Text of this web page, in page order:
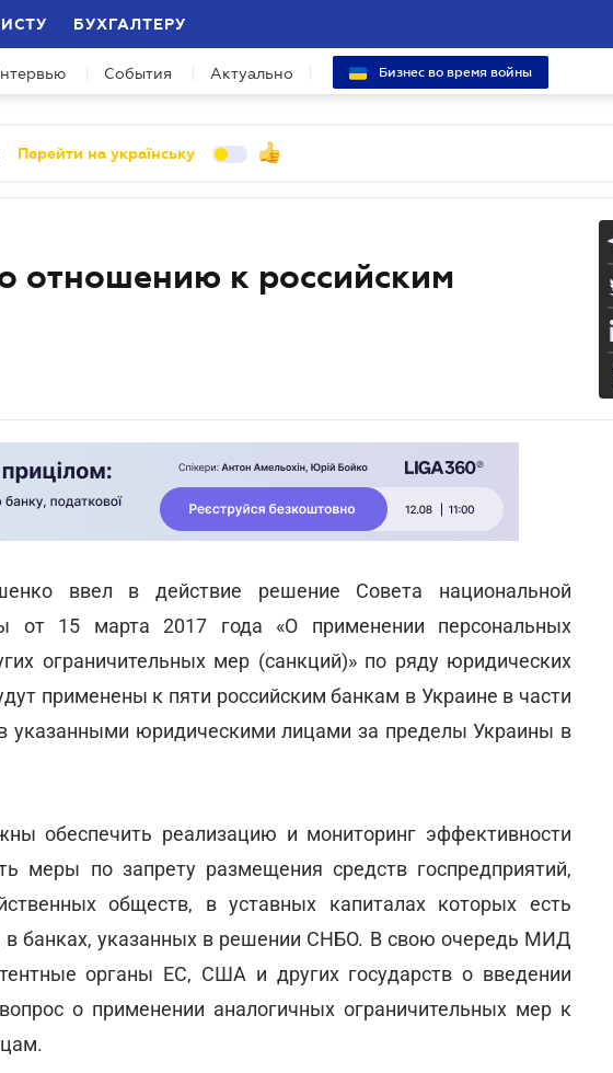
БУХГАЛТЕРУ
События Актуально Бизнес во время войны
Перейти на українську
отношению к российским
ввел в действие решение Совета национальной
от 15 марта 2017 года «О применении персональных
ограничительных мер (санкций)» по ряду юридических
применены к пяти российским банкам в Украине в части
указанными юридическими лицами за пределы Украины в
обеспечить реализацию и мониторинг эффективности
меры по запрету размещения средств госпредприятий,
обществ, в уставных капиталах которых есть
в банках, указанных в решении СНБО. В свою очередь МИД
органы ЕС, США и других государств о введении
о применении аналогичных ограничительных мер к